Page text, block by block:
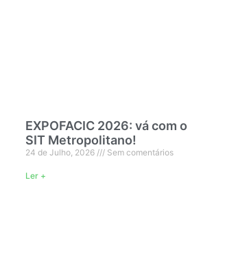
EXPOFACIC 2026: vá com o
SIT Metropolitano!
24 de Julho, 2026 Sem comentários
Ler +